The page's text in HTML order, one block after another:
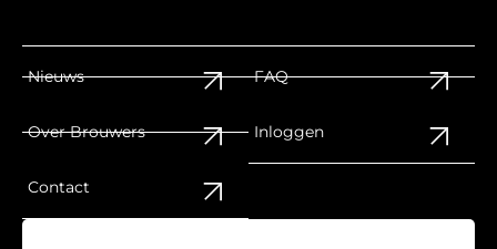
Nieuws
Over Brouwers
Contact
FAQ
Inloggen